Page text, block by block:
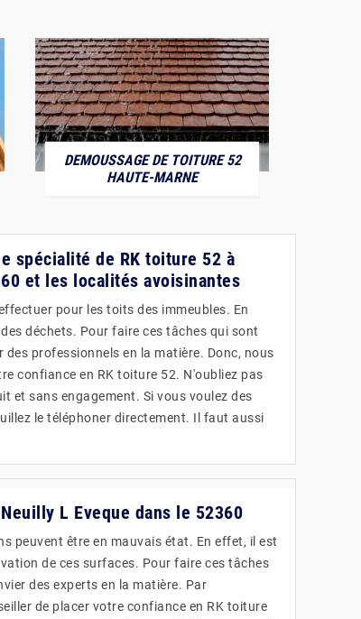
DEMOUSSAGE DE TOITURE 52
HAUTE-MARNE
spécialité de RK toiture 52 à
et les localités avoisinantes
pour les toits des immeubles. En
déchets. Pour faire ces tâches qui sont
professionnels en la matière. Donc, nous
confiance en RK toiture 52. N'oubliez pas
et sans engagement. Si vous voulez des
le téléphoner directement. Il faut aussi
L Eveque dans le 52360
peuvent être en mauvais état. En effet, il est
de ces surfaces. Pour faire ces tâches
des experts en la matière. Par
de placer votre confiance en RK toiture